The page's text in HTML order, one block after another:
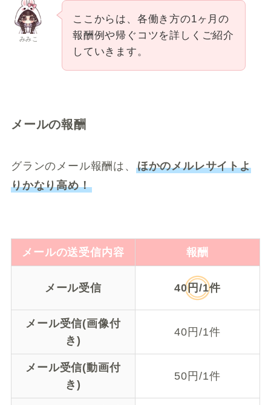
みみこ
ここからは、各働き方の1ヶ月の
報酬例や帰ぐコツを詳しくご紹介
していきます。
メールの報酬
グランのメール報酬は、 ほかのメルレサイトよ
りかなり高め！
メールの送受信内容 報酬
メール受信 40円/1件
メール受信(画像付
き)
40円/1件
メール受信(動画付
き)
50円/1件